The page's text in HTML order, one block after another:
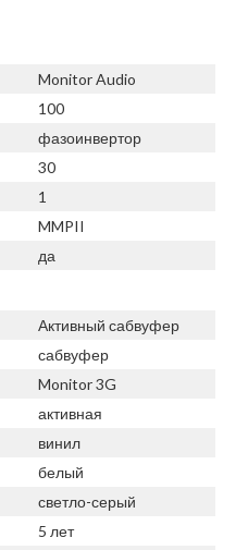
Monitor Audio
100
фазоинвертор
30
1
MMPII
да
Активный сабвуфер
сабвуфер
Monitor 3G
активная
винил
белый
светло-серый
5 лет